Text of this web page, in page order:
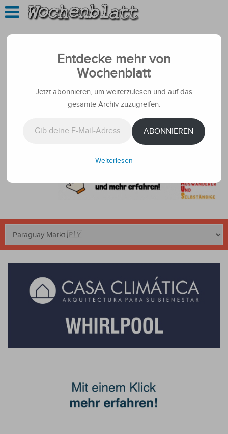
Entdecke mehr von
Wochenblatt
Jetzt abonnieren, um weiterzulesen und auf das
gesamte Archiv zuzugreifen.
ABONNIEREN
Weiterlesen